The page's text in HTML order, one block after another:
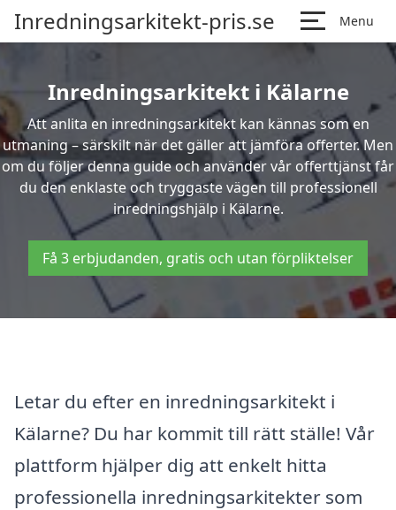
Inredningsarkitekt-pris.se Menu
Inredningsarkitekt i Kälarne
Att anlita en inredningsarkitekt kan kännas som en
utmaning – särskilt när det gäller att jämföra offerter. Men
om du följer denna guide och använder vår offerttjänst får
du den enklaste och tryggaste vägen till professionell
inredningshjälp i Kälarne.
Få 3 erbjudanden, gratis och utan förpliktelser
Letar du efter en inredningsarkitekt i
Kälarne? Du har kommit till rätt ställe! Vår
plattform hjälper dig att enkelt hitta
professionella inredningsarkitekter som